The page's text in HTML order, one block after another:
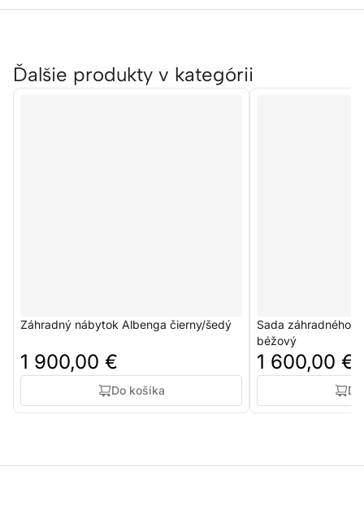
Ďalšie produkty v kategórii
Záhradný nábytok Albenga čierny/šedý
1 900,00 €
Do košíka
Sada záhradného
béžový
1 600,00 €